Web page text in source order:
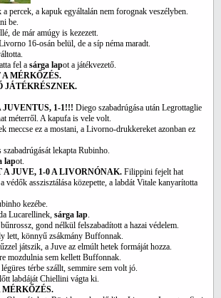
a percek, a kapuk egyáltalán nem forognak veszélyben.
be.
de már amúgy is kezezett.
16-osán belül, de a síp néma maradt.
fel a sárga lapot a játékvezető.
A MÉRKŐZÉS.
JÁTÉKRÉSZNEK.
1-1!!! Diego szabadrúgása után Legrottaglie
méterről. A kapufa is vele volt.
meccse ez a mostani, a Livorno-drukkereket azonban ez
lekapta Rubinho.
lapot.
A JUVE, 1-0 A LIVORNÓNAK. Filippini fejelt hat
védők asszisztálása közepette, a labdát Vitale kanyarította
kezébe.
Lucarellinek, sárga lap.
gond nélkül felszabadított a hazai védelem.
lett, könnyű zsákmány Buffonnak.
játszik, a Juve az elmúlt hetek formáját hozza.
mozdulnia sem kellett Buffonnak.
térbe szállt, semmire sem volt jó.
labdáját Chiellini vágta ki.